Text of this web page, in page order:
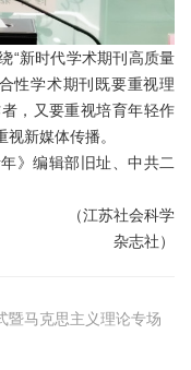
“新时代学术期刊高质量
性学术期刊既要重视理
，又要重视培育年轻作
新媒体传播。
》编辑部旧址、中共二
（江苏社会科学
杂志社）
暨马克思主义理论专场